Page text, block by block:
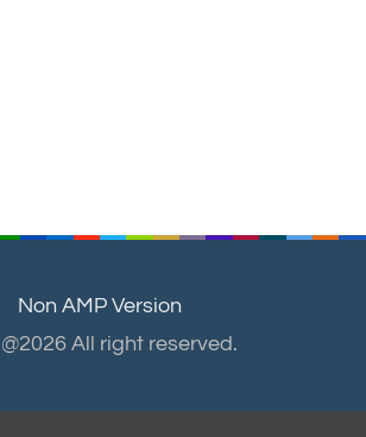
Non AMP Version
All right reserved.